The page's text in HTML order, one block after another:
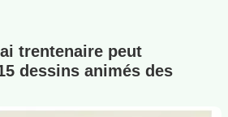
trentenaire peut
dessins animés des